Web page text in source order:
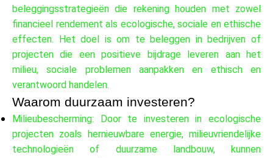
Rondegeschiedenis
Blog
Neem contact op
beleggingsstrategieën die rekening houden met zowel
financieel rendement als ecologische, sociale en ethische
effecten. Het doel is om te beleggen in bedrijven of
projecten die een positieve bijdrage leveren aan het
milieu, sociale problemen aanpakken en ethisch en
verantwoord handelen.
Waarom duurzaam investeren?
Milieubescherming: Door te investeren in ecologische
projecten zoals hernieuwbare energie, milieuvriendelijke
technologieën of duurzame landbouw, kunnen